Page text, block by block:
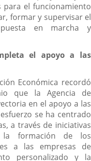
el funcionamiento
formar y supervisar el
en marcha y
el apoyo a las
Económica recordó
que la Agencia de
en el apoyo a las
se ha centrado
a través de iniciativas
la formación de los
a las empresas de
personalizado y la